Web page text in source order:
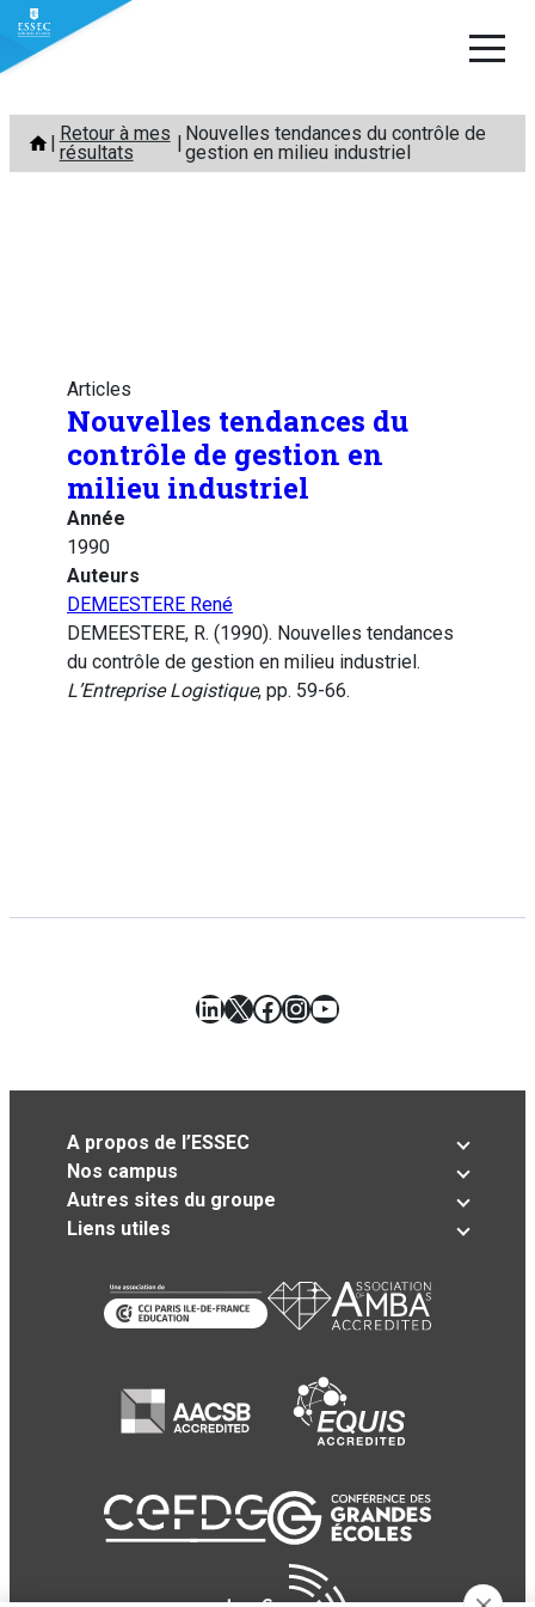
Aller
contenu
Retour à mes
résultats
Nouvelles tendances du contrôle de
gestion en milieu industriel
Articles
Nouvelles tendances du
contrôle de gestion en
milieu industriel
Année
1990
Auteurs
DEMEESTERE René
DEMEESTERE, R. (1990). Nouvelles tendances
du contrôle de gestion en milieu industriel.
L’Entreprise Logistique, pp. 59-66.
LinkedIn
X Facebook
Instagram
YouTube
A propos de l’ESSEC
Nos campus
Autres sites du groupe
Liens utiles